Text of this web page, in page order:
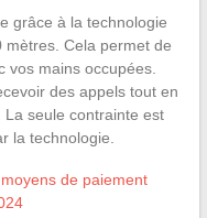
grâce à la technologie
mètres. Cela permet de
vos mains occupées.
des appels tout en
seule contrainte est
la technologie.
de paiement